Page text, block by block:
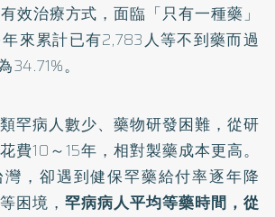
效治療方式，面臨「只有一種藥」
來累計已有2,783人等不到藥而過
。
罕病人數少、藥物研發困難，從研
費10～15年，相對製藥成本更高。
，卻遇到健保罕藥給付率逐年降
困境，罕病病人平均等藥時間，從